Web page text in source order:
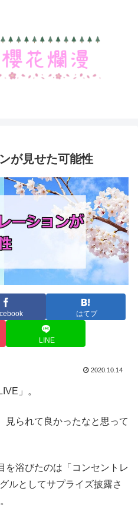
が見せた可能性
はてブ
LINE
2020.10.14
」。
見られて良かったなと思って
を浴びたのは「コンセントレ
ルとしてサプライズ披露さ